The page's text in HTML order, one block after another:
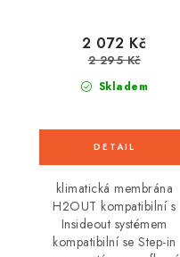
Skladem
2 072 Kč
2 295 Kč
klimatická membrána
H2OUT kompatibilní s
Insideout systémem
kompatibilní se Step-in